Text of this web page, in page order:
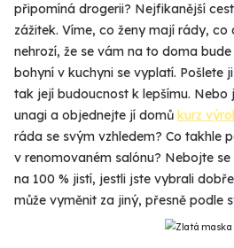
připomíná drogerii? Nejfikanější
zážitek. Víme, co ženy mají rády,
nehrozí, že se vám na to doma
bohyní v kuchyni se vyplatí. Pošlete
tak její budoucnost k lepšímu. Nebo
unagi a objednejte jí domů kurz
ráda se svým vzhledem? Co takhle
v renomovaném salónu? Nebojte
na 100 % jistí, jestli jste vybrali
může vyměnit za jiný, přesně podle